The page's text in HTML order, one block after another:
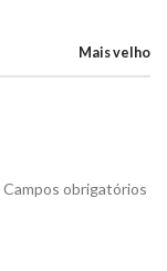
Mais velho
Campos obrigatórios